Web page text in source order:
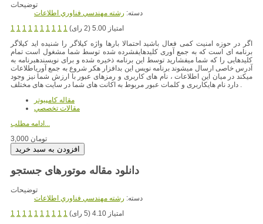
توضیحات
دسته: رشته مهندسي فناوري اطلاعات
1 1 1 1 1 1 1 1 1 1
امتیاز 5.00 (2 رای)
اگر در حوزه امنیت کمی فعال باشید احتمالا بارها واژه کیلاگر را شنیده اید کیلاگر
برنامه ای است که به جمع آوری کلیدهایفشرده شده توسط شما مشغول است تمام
کلیدهایی را که شما میفشارید توسط این برنامه ذخیره شده و برای نویسندهبرنامه به
آدرس خاصی ارسال میشوند برنامه نویس این بدافزار هکر شروع به جمع آوریاطلاعات
میکند در میان این اطلاعات ، نام های کاربری و رمزهای عبور با ارزش شما نیز وجود
دارد نام هایکاربری و کلمات عبور مربوط به اکانت های شما در سایت های مختلف .
مقاله کامپیوتر
مقالات تخصصي
ادامه مطلب...
3,000 تومان
دانلود مقاله موتورهای جستجو
توضیحات
دسته: رشته مهندسي فناوري اطلاعات
1 1 1 1 1 1 1 1 1 1
امتیاز 4.10 (5 رای)